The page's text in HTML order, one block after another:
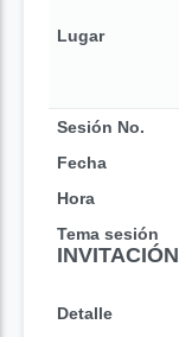
Lugar
Sesión No.
Fecha
Hora
Tema sesión
INVITACIÓN
Detalle